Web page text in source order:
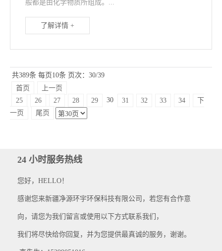
般都是由化学物质所组成。...
了解详情 +
共389条 每页10条 页次：30/39
首页
上一页
25
26 27 28 29 30 31 32 33 34
下
一页
尾页
24 小时服务热线
您好，HELLO！
感谢您来新疆净源环宇环保科技有限公司，若您有合作意
向，请您为我们留言或使用以下方式联系我们，
我们将尽快给你回复，并为您提供最真诚的服务，谢谢。